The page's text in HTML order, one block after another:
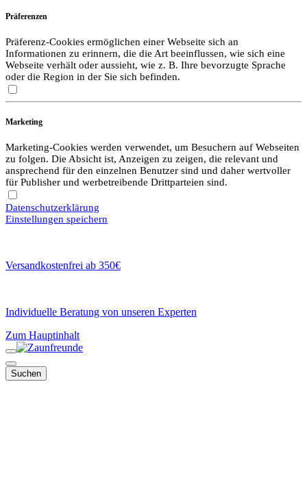
Präferenzen
Präferenz-Cookies ermöglichen einer Webseite sich an
Informationen zu erinnern, die die Art beeinflussen, wie sich eine
Webseite verhält oder aussieht, wie z. B. Ihre bevorzugte Sprache
oder die Region in der Sie sich befinden.
Marketing
Marketing-Cookies werden verwendet, um Besuchern auf Webseiten
zu folgen. Die Absicht ist, Anzeigen zu zeigen, die relevant und
ansprechend für den einzelnen Benutzer sind und daher wertvoller
für Publisher und werbetreibende Drittparteien sind.
Datenschutzerklärung
Einstellungen speichern
Versandkostenfrei ab 350€
Individuelle Beratung von unseren Experten
Zum Hauptinhalt
Suchen